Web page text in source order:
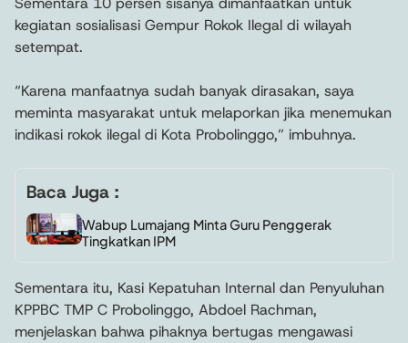
kegiatan sosialisasi Gempur Rokok Ilegal di wilayah
setempat.
“Karena manfaatnya sudah banyak dirasakan, saya
meminta masyarakat untuk melaporkan jika menemukan
indikasi rokok ilegal di Kota Probolinggo,” imbuhnya.
Baca Juga :
Wabup Lumajang Minta Guru Penggerak
Tingkatkan IPM
Sementara itu, Kasi Kepatuhan Internal dan Penyuluhan
KPPBC TMP C Probolinggo, Abdoel Rachman,
menjelaskan bahwa pihaknya bertugas mengawasi